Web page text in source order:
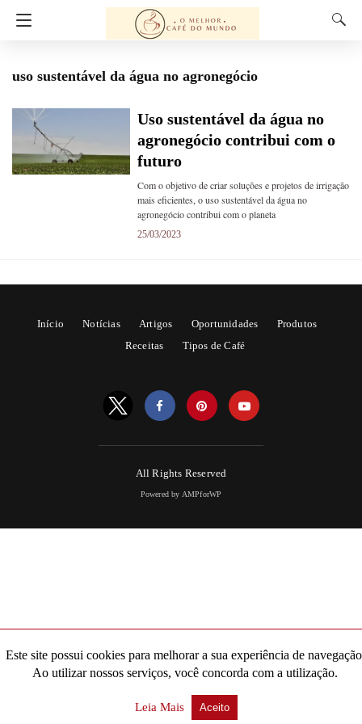
uso sustentável da água no agronegócio
Uso sustentável da água no
agronegócio contribui com o
futuro
Com o objetivo de criar soluções e projetos de irrigação
mais eficientes, o uso sustentável da água no
agronegócio contribui com o planeta
25/03/2023
Início Notícias Artigos Oportunidades
Produtos
Receitas
Tipos de Café
All Rights Reserved
Powered by AMPforWP
Este site possui cookies para melhorar a sua experiência de
Ao utilizar nossos serviços, você concorda com a utilização.
Leia Mais Aceito